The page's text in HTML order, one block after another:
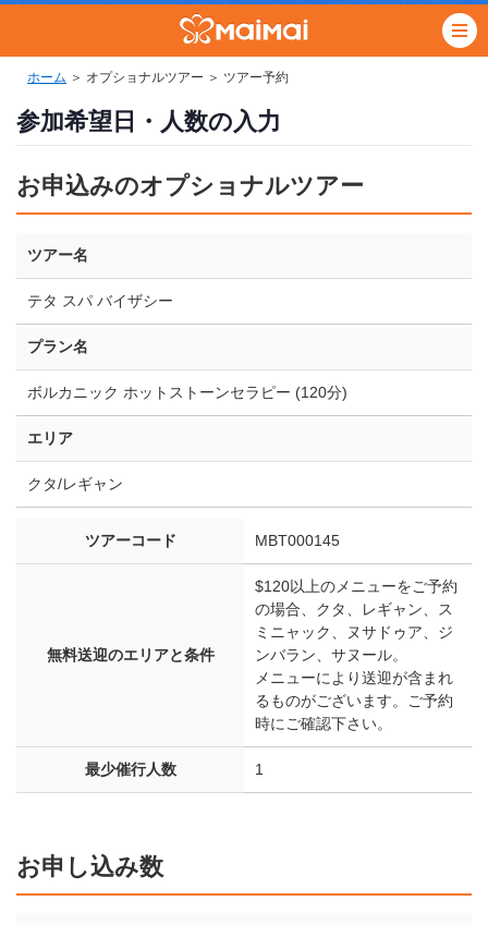
ホーム ＞ オプショナルツアー ＞ ツアー予約
参加希望日・人数の入力
お申込みのオプショナルツアー
ツアー名
テタ スパ バイザシー
プラン名
ボルカニック ホットストーンセラピー (120分)
エリア
クタ/レギャン
ツアーコード MBT000145
無料送迎のエリアと条件
$120以上のメニューをご予約
の場合、クタ、レギャン、ス
ミニャック、ヌサドゥア、ジ
ンバラン、サヌール。
メニューにより送迎が含まれ
るものがございます。ご予約
時にご確認下さい。
最少催行人数 1
お申し込み数